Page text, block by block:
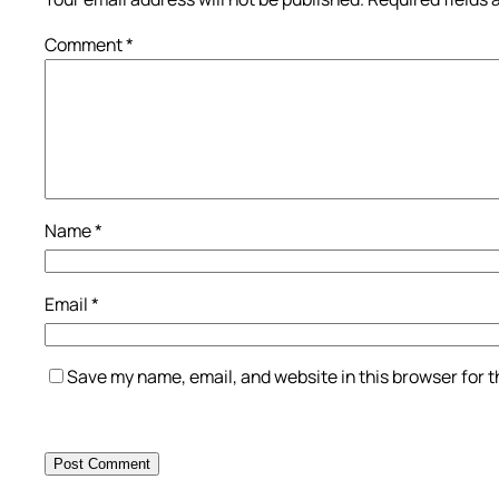
Comment*
Name*
Email*
Save my name, email, and website in this browser for